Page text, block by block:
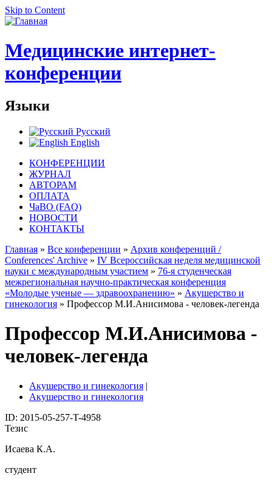
Skip to Content
Медицинские интернет-
конференции
Языки
Русский
English
КОНФЕРЕНЦИИ
ЖУРНАЛ
АВТОРАМ
ОПЛАТА
ЧаВО (FAQ)
НОВОСТИ
КОНТАКТЫ
Главная » Все конференции » Архив конференций /
Conferences' Archive » IV Всероссийская неделя медицинской
науки с международным участием » 76-я студенческая
межрегиональная научно-практическая конференция
«Молодые ученые — здравоохранению» » Акушерство и
гинекология » Профессор М.И.Анисимова - человек-легенда
Профессор М.И.Анисимова -
человек-легенда
Акушерство и гинекология |
Акушерство и гинекология
ID: 2015-05-257-T-4958
Тезис
Исаева К.А.
студент